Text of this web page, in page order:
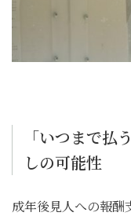
「いつまで払
しの可能性
成年後見人への報酬